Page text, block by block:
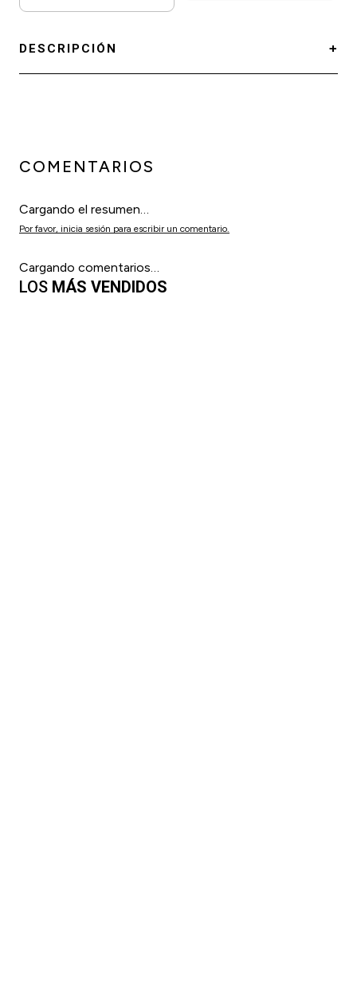
DESCRIPCIÓN
COMENTARIOS
Cargando el resumen…
Por favor, inicia sesión para escribir un comentario.
Cargando comentarios…
LOS MÁS VENDIDOS